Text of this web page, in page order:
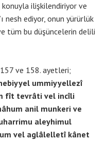
ilişkilendiriyor ve
nesh ediyor, onun yürürlük
tüm bu düşüncelerin delili
ve 158. ayetleri;
ummiyyellezî
fît tevrâti vel incîli
anil munkeri ve
aleyhimul
vel aglâlelletî kânet